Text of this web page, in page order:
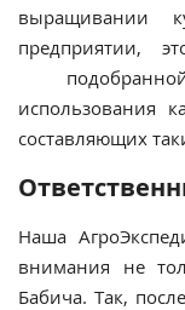
выращивании
предприятии,
использования
составляющих
Наша
внимания не
Бабича. Так,